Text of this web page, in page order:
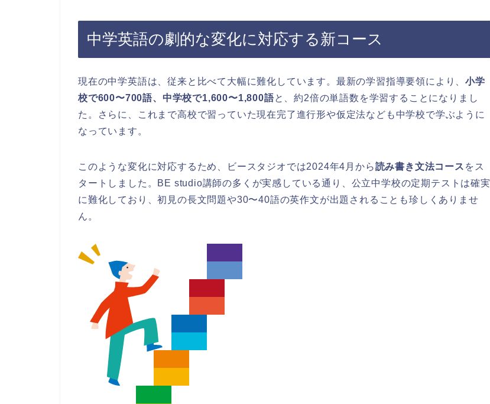
中学英語の劇的な変化に対応する新コース
現在の中学英語は、従来と比べて大幅に難化しています。最新の学習指導要領により、小学
校で600〜700語、中学校で1,600〜1,800語と、約2倍の単語数を学習することになりまし
た。さらに、これまで高校で習っていた現在完了進行形や仮定法なども中学校で学ぶように
なっています。
このような変化に対応するため、ビースタジオでは2024年4月から読み書き文法コース をス
タートしました。BE studio講師の多くが実感している通り、公立中学校の定期テストは確実
に難化しており、初見の長文問題や30〜40語の英作文が出題されることも珍しくありませ
ん。